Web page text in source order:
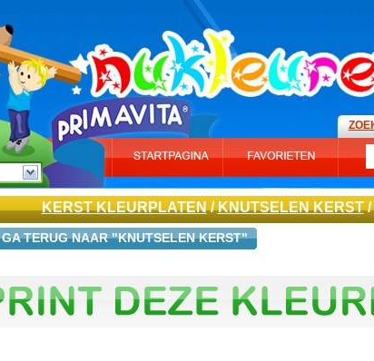
KERST KLEURPLATEN/KNUTSELEN KERST/
GA TERUG NAAR "KNUTSELEN KERST"